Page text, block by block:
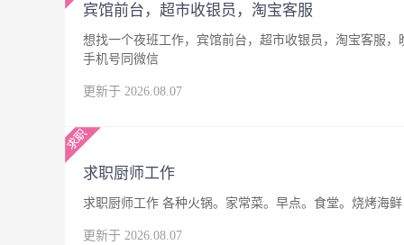
宾馆前台，超市收银员，淘宝客服
想找一个夜班工作，宾馆前台，超市收银员，淘宝客服
手机号同微信
更新于 2026.08.07
求职厨师工作
求职厨师工作 各种火锅。家常菜。早点。食堂。烧烤海
更新于 2026.08.07